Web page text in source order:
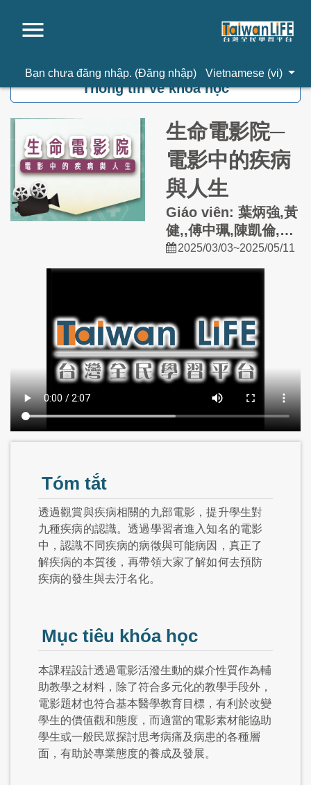
Bạn chưa đăng nhập. (Đăng nhập) Vietnamese ‎(vi)‎
Thông tin về khoá học
生命電影院─
電影中的疾病
與人生
Giáo viên: 葉炳強,黃
健,,傅中珮,陳凱倫,闕
可欣,李宛霖
2025/03/03~2025/05/11
Tóm tắt
透過觀賞與疾病相關的九部電影，提升學生對
九種疾病的認識。透過學習者進入知名的電影
中，認識不同疾病的病徵與可能病因，真正了
解疾病的本質後，再帶領大家了解如何去預防
疾病的發生與去汙名化。
Mục tiêu khóa học
本課程設計透過電影活潑生動的媒介性質作為輔
助教學之材料，除了符合多元化的教學手段外，
電影題材也符合基本醫學教育目標，有利於改變
學生的價值觀和態度，而適當的電影素材能協助
學生或一般民眾探討思考病痛及病患的各種層
面，有助於專業態度的養成及發展。